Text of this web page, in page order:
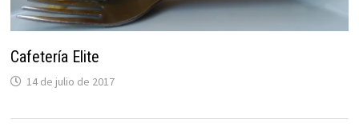
Cafetería Elite
14 de julio de 2017